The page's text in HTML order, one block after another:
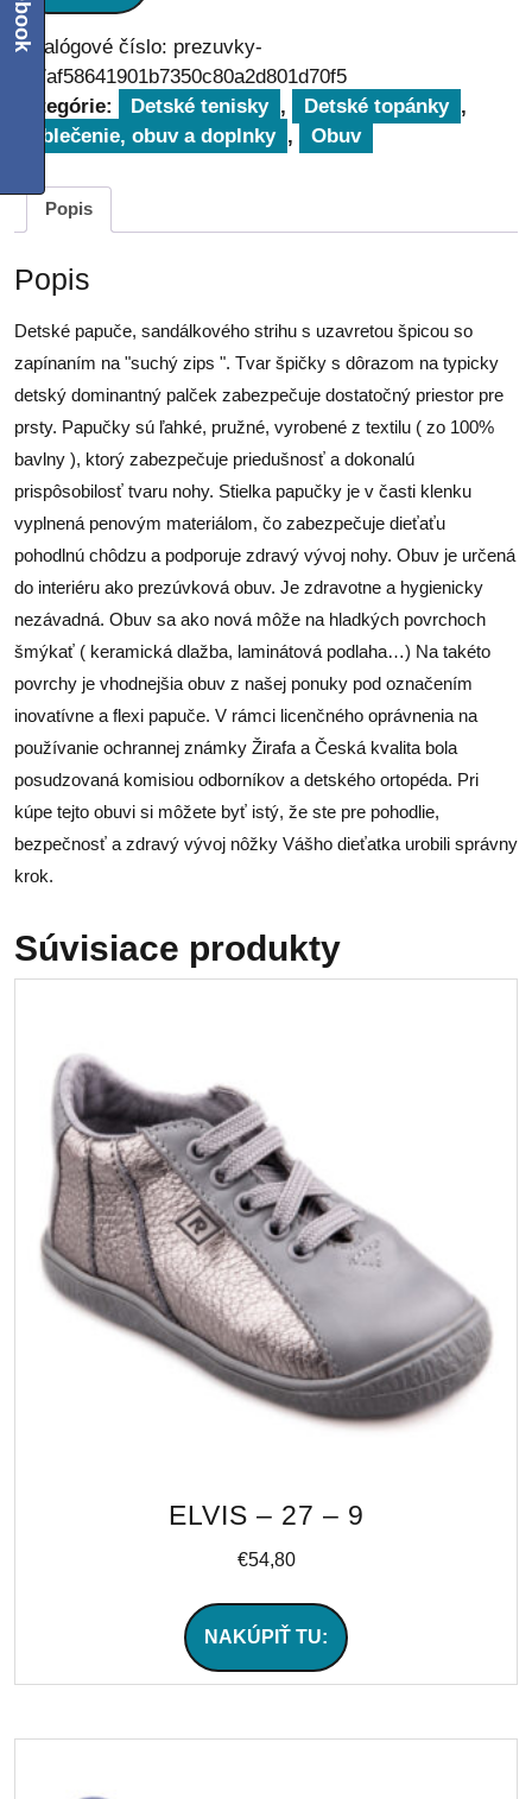
Katalógové číslo: prezuvky-
247af58641901b7350c80a2d801d70f5
Kategórie:
Detské tenisky , Detské topánky ,
Oblečenie, obuv a doplnky , Obuv
Popis
Popis
Detské papuče, sandálkového strihu s uzavretou špicou so
zapínaním na "suchý zips ". Tvar špičky s dôrazom na typicky
detský dominantný palček zabezpečuje dostatočný priestor pre
prsty. Papučky sú ľahké, pružné, vyrobené z textilu ( zo 100%
bavlny ), ktorý zabezpečuje priedušnosť a dokonalú
prispôsobilosť tvaru nohy. Stielka papučky je v časti klenku
vyplnená penovým materiálom, čo zabezpečuje dieťaťu
pohodlnú chôdzu a podporuje zdravý vývoj nohy. Obuv je určená
do interiéru ako prezúvková obuv. Je zdravotne a hygienicky
nezávadná. Obuv sa ako nová môže na hladkých povrchoch
šmýkať ( keramická dlažba, laminátová podlaha…) Na takéto
povrchy je vhodnejšia obuv z našej ponuky pod označením
inovatívne a flexi papuče. V rámci licenčného oprávnenia na
používanie ochrannej známky Žirafa a Česká kvalita bola
posudzovaná komisiou odborníkov a detského ortopéda. Pri
kúpe tejto obuvi si môžete byť istý, že ste pre pohodlie,
bezpečnosť a zdravý vývoj nôžky Vášho dieťatka urobili správny
krok.
Súvisiace produkty
ELVIS – 27 – 9
€54,80
NAKÚPIŤ TU: